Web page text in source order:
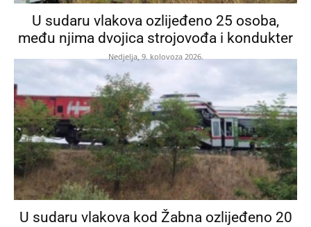
U sudaru vlakova ozlijeđeno 25 osoba,
među njima dvojica strojovođa i kondukter
Nedjelja, 9. kolovoza 2026.
U sudaru vlakova kod Žabna ozlijeđeno 20